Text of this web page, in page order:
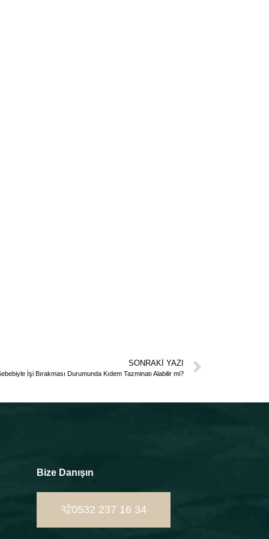
SONRAKI YAZI
İşi Bırakması Durumunda Kıdem Tazminatı Alabilir mi?
Bize Danışın
0532 237 16 34